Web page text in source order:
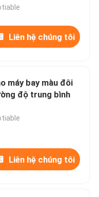
Liên hệ chúng tôi
máy bay màu đôi
độ trung bình
Liên hệ chúng tôi